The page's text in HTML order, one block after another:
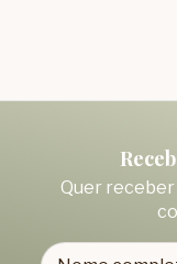
Quer receber